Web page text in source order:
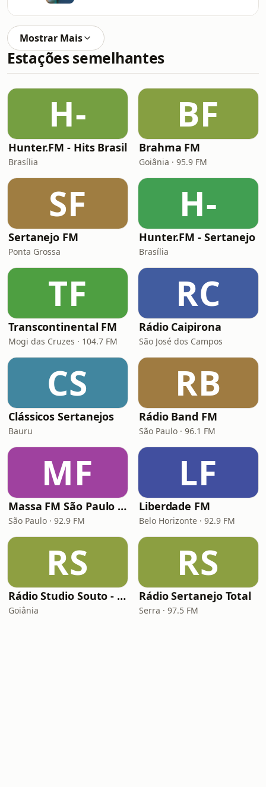
Mostrar Mais
Estações semelhantes
H-
Hunter.FM - Hits Brasil
Brasília
BF
Brahma FM
Goiânia · 95.9 FM
SF
Sertanejo FM
Ponta Grossa
H-
Hunter.FM - Sertanejo
Brasília
TF
Transcontinental FM
Mogi das Cruzes · 104.7 FM
RC
Rádio Caipirona
São José dos Campos
CS
Clássicos Sertanejos
Bauru
RB
Rádio Band FM
São Paulo · 96.1 FM
MF
Massa FM São Paulo 92.9
São Paulo · 92.9 FM
LF
Liberdade FM
Belo Horizonte · 92.9 FM
RS
Rádio Studio Souto - Sertaneja
Goiânia
RS
Rádio Sertanejo Total
Serra · 97.5 FM